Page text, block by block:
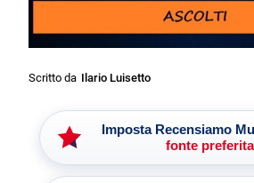
Scritto da Ilario Luisetto
Imposta Recensiamo
fonte preferita